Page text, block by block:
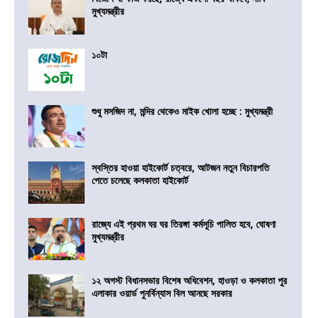
মুখ্যমন্ত্রীর
১০টা
শুধু মসজিদ না, মন্দির থেকেও মাইক খোলা হচ্ছে : মুখ্যমন্ত্রী
স্বস্তির হাওয়া হাইকোর্ট চত্বরে, আটজন নতুন বিচারপতি
পেতে চলেছে কলকাতা হাইকোর্ট
রাজ্যে এই প্রথম ঘর ঘর তিরঙ্গা কর্মসূচি পালিত হবে, ঘোষণা
মুখ্যমন্ত্রীর
১২ অগস্ট বিধানসভার বিশেষ অধিবেশন, হাওড়া ও কলকাতা পুর
এলাকার ওয়ার্ড পুনর্বিন্যাস বিল আনছে সরকার